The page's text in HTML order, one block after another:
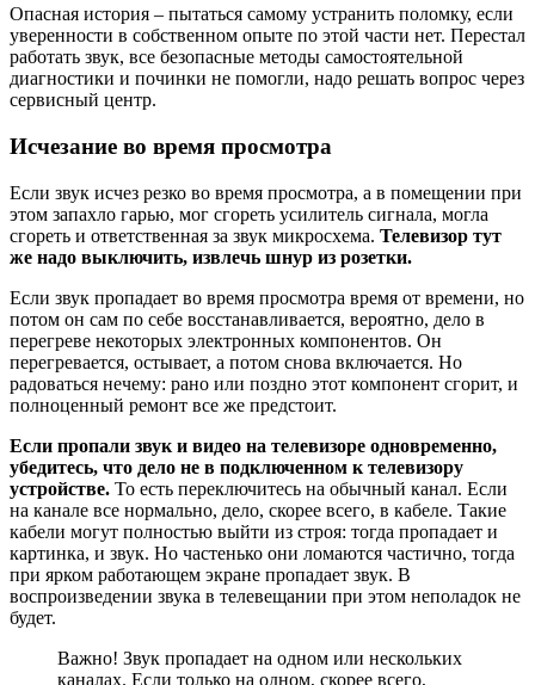
Опасная история – пытаться самому устранить поломку, если
уверенности в собственном опыте по этой части нет. Перестал
работать звук, все безопасные методы самостоятельной
диагностики и починки не помогли, надо решать вопрос через
сервисный центр.
Исчезание во время просмотра
Если звук исчез резко во время просмотра, а в помещении при
этом запахло гарью, мог сгореть усилитель сигнала, могла
сгореть и ответственная за звук микросхема. Телевизор тут
же надо выключить, извлечь шнур из розетки.
Если звук пропадает во время просмотра время от времени, но
потом он сам по себе восстанавливается, вероятно, дело в
перегреве некоторых электронных компонентов. Он
перегревается, остывает, а потом снова включается. Но
радоваться нечему: рано или поздно этот компонент сгорит, и
полноценный ремонт все же предстоит.
Если пропали звук и видео на телевизоре одновременно,
убедитесь, что дело не в подключенном к телевизору
устройстве. То есть переключитесь на обычный канал. Если
на канале все нормально, дело, скорее всего, в кабеле. Такие
кабели могут полностью выйти из строя: тогда пропадает и
картинка, и звук. Но частенько они ломаются частично, тогда
при ярком работающем экране пропадает звук. В
воспроизведении звука в телевещании при этом неполадок не
будет.
Важно! Звук пропадает на одном или нескольких
каналах. Если только на одном, скорее всего,